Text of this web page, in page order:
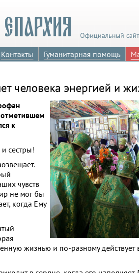
Официальный сайт
Контакты Гуманитарная помощь
человека энергией и
отметившем
к
сестры!
чувств
не мог бы
когда Ему
жизнью и по-разному